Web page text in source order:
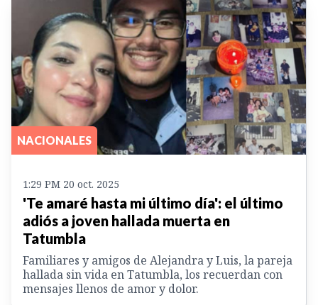
NACIONALES
1:29 PM 20 oct. 2025
'Te amaré hasta mi último día': el último
adiós a joven hallada muerta en
Tatumbla
Familiares y amigos de Alejandra y Luis, la pareja
hallada sin vida en Tatumbla, los recuerdan con
mensajes llenos de amor y dolor.